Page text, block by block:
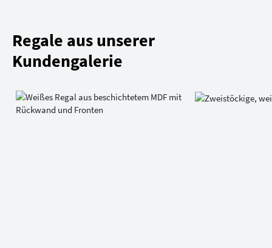
Regale aus unserer
Kundengalerie